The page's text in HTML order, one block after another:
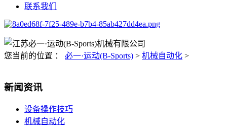
联系我们
您当前的位置 ： 必一·运动(B-Sports) > 机械自动化 >
新闻资讯
设备操作技巧
机械自动化